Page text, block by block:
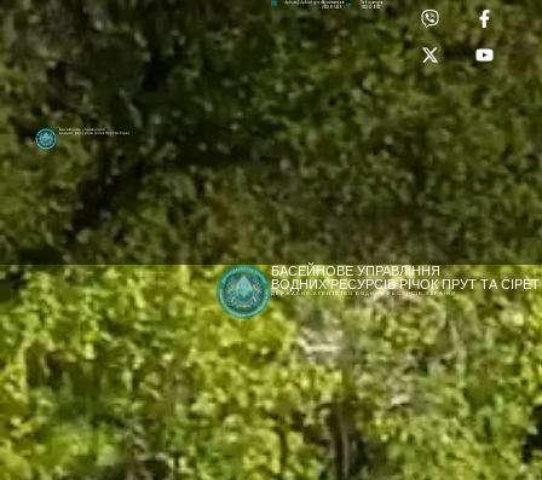
[newyear_garland]
Басейнове управління
водних ресурсів річок Прут та Сірет
Лабораторія:
(0372) 53-92-00
dpbuvr@dpbuvr.gov.uaПриймальня:
(0372) 51-14-56
БАСЕЙНОВЕ УПРАВЛІННЯ
ВОДНИХ РЕСУРСІВ РІЧОК ПРУТ ТА СІРЕТ
ДЕРЖАВНЕ АГЕНТСТВО ВОДНИХ РЕСУРСІВ УКРАЇНИ